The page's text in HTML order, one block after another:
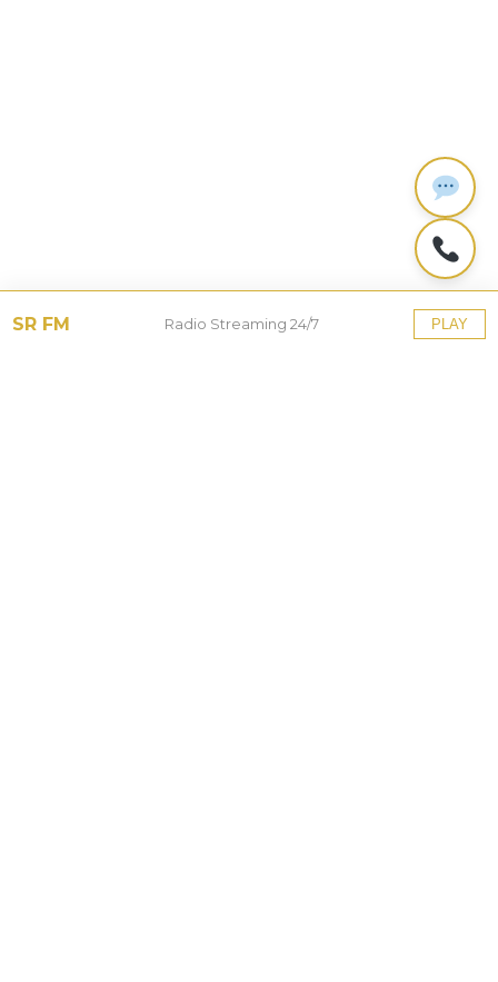
SR FM Radio Streaming 24/7 PLAY